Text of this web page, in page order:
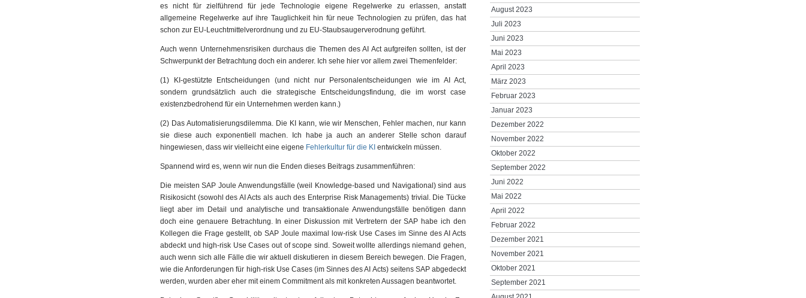
es nicht für zielführend für jede Technologie eigene Regelwerke zu erlassen, anstatt
allgemeine Regelwerke auf ihre Tauglichkeit hin für neue Technologien zu prüfen, das hat
schon zur EU-Leuchtmittelverordnung und zu EU-Staubsaugerverodnung geführt.
Auch wenn Unternehmensrisiken durchaus die Themen des AI Act aufgreifen sollten, ist der
Schwerpunkt der Betrachtung doch ein anderer. Ich sehe hier vor allem zwei Themenfelder:
(1) KI-gestützte Entscheidungen (und nicht nur Personalentscheidungen wie im AI Act,
sondern grundsätzlich auch die strategische Entscheidungsfindung, die im worst case
existenzbedrohend für ein Unternehmen werden kann.)
(2) Das Automatisierungsdilemma. Die KI kann, wie wir Menschen, Fehler machen, nur kann
sie diese auch exponentiell machen. Ich habe ja auch an anderer Stelle schon darauf
hingewiesen, dass wir vielleicht eine eigene Fehlerkultur für die KI entwickeln müssen.
Spannend wird es, wenn wir nun die Enden dieses Beitrags zusammenführen:
Die meisten SAP Joule Anwendungsfälle (weil Knowledge-based und Navigational) sind aus
Risikosicht (sowohl des AI Acts als auch des Enterprise Risk Managements) trivial. Die Tücke
liegt aber im Detail und analytische und transaktionale Anwendungsfälle benötigen dann
doch eine genauere Betrachtung. In einer Diskussion mit Vertretern der SAP habe ich den
Kollegen die Frage gestellt, ob SAP Joule maximal low-risk Use Cases im Sinne des AI Acts
abdeckt und high-risk Use Cases out of scope sind. Soweit wollte allerdings niemand gehen,
auch wenn sich alle Fälle die wir aktuell diskutieren in diesem Bereich bewegen. Die Fragen,
wie die Anforderungen für high-risk Use Cases (im Sinnes des AI Acts) seitens SAP abgedeckt
werden, wurden aber eher mit einem Commitment als mit konkreten Aussagen beantwortet.
August 2023
Juli 2023
Juni 2023
Mai 2023
April 2023
März 2023
Februar 2023
Januar 2023
Dezember 2022
November 2022
Oktober 2022
September 2022
Juni 2022
Mai 2022
April 2022
Februar 2022
Dezember 2021
November 2021
Oktober 2021
September 2021